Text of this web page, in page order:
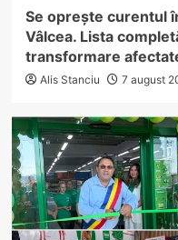
Se oprește curentul
Vâlcea. Lista
transformare
Alis Stanciu 7 august